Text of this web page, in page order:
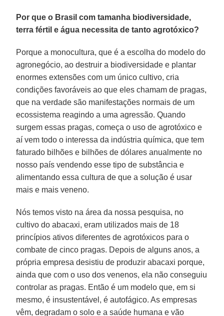
Por que o Brasil com tamanha biodiversidade,
terra fértil e água necessita de tanto agrotóxico?
Porque a monocultura, que é a escolha do modelo do
agronegócio, ao destruir a biodiversidade e plantar
enormes extensões com um único cultivo, cria
condições favoráveis ao que eles chamam de pragas,
que na verdade são manifestações normais de um
ecossistema reagindo a uma agressão. Quando
surgem essas pragas, começa o uso de agrotóxico e
aí vem todo o interessa da indústria química, que tem
faturado bilhões e bilhões de dólares anualmente no
nosso país vendendo esse tipo de substância e
alimentando essa cultura de que a solução é usar
mais e mais veneno.
Nós temos visto na área da nossa pesquisa, no
cultivo do abacaxi, eram utilizados mais de 18
princípios ativos diferentes de agrotóxicos para o
combate de cinco pragas. Depois de alguns anos, a
própria empresa desistiu de produzir abacaxi porque,
ainda que com o uso dos venenos, ela não conseguiu
controlar as pragas. Então é um modelo que, em si
mesmo, é insustentável, é autofágico. As empresas
vêm, degradam o solo e a saúde humana e vão